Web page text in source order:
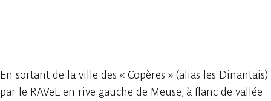
En sortant de la ville des « Copères » (alias les Dinantais)
par le RAVeL en rive gauche de Meuse, à flanc de vallée